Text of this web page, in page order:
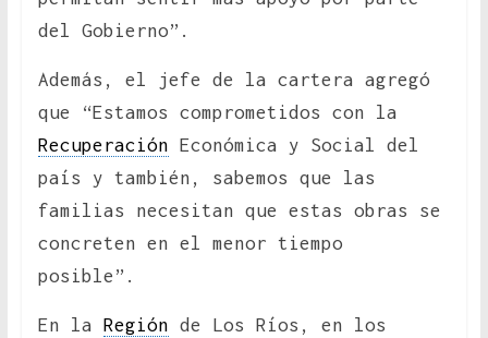
del Gobierno”.
Además, el jefe de la cartera agregó
que “Estamos comprometidos con la
Recuperación Económica y Social del
país y también, sabemos que las
familias necesitan que estas obras se
concreten en el menor tiempo
posible”.
En la Región de Los Ríos, en los